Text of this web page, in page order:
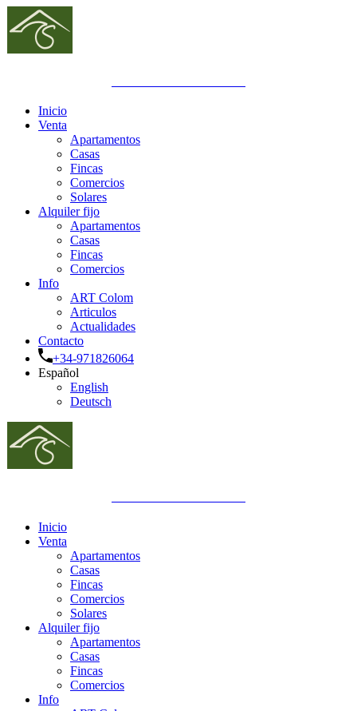
Inicio
Venta
Apartamentos
Casas
Fincas
Comercios
Solares
Alquiler fijo
Apartamentos
Casas
Fincas
Comercios
Info
ART Colom
Articulos
Actualidades
Contacto
+34-971826064
Español
English
Deutsch
Inicio
Venta
Apartamentos
Casas
Fincas
Comercios
Solares
Alquiler fijo
Apartamentos
Casas
Fincas
Comercios
Info